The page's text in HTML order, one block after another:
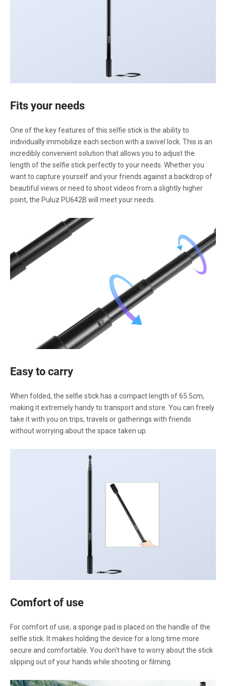
Fits your needs
One of the key features of this selfie stick is the ability to
individually immobilize each section with a swivel lock. This is an
incredibly convenient solution that allows you to adjust the
length of the selfie stick perfectly to your needs. Whether you
want to capture yourself and your friends against a backdrop of
beautiful views or need to shoot videos from a slightly higher
point, the Puluz PU642B will meet your needs.
Easy to carry
When folded, the selfie stick has a compact length of 65.5cm,
making it extremely handy to transport and store. You can freely
take it with you on trips, travels or gatherings with friends
without worrying about the space taken up.
Comfort of use
For comfort of use, a sponge pad is placed on the handle of the
selfie stick. It makes holding the device for a long time more
secure and comfortable. You don't have to worry about the stick
slipping out of your hands while shooting or filming.